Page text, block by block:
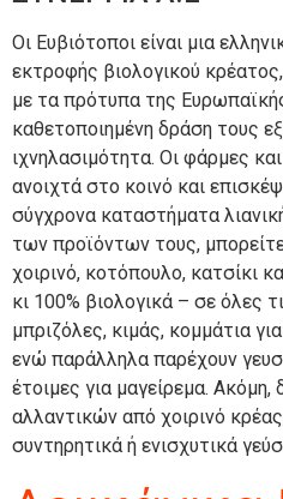
Οι Ευβιότοποι είναι μια
εκτροφής βιολογικού
με τα πρότυπα της
καθετοποιημένη δράση τους
ιχνηλασιμότητα. Οι φάρμες
ανοιχτά στο κοινό και
σύγχρονα καταστήματα
των προϊόντων τους,
χοιρινό, κοτόπουλο, κατσίκι
κι 100% βιολογικά – σε όλες
μπριζόλες, κιμάς, κομμάτια
ενώ παράλληλα παρέχουν
έτοιμες για μαγείρεμα.
αλλαντικών από χοιρινό
συντηρητικά ή ενισχυτικά